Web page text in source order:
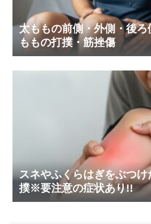
太ももの前側・外側・後
ももの打撲・筋挫傷
スネやふくらはぎをぶつ
撲※要注意の症状あり!!